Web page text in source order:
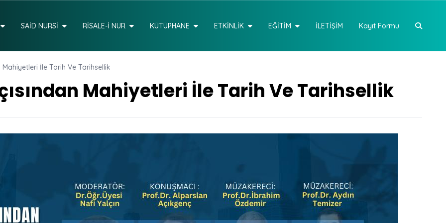
SAİD NURSİ RİSALE-İ NUR KÜTÜPHANE ETKİNLİK EĞİTİM İLETİŞİM Kayıt Formu
Mahiyetleri İle Tarih Ve Tarihsellik
Mahiyetleri İle Tarih Ve Tarihsellik